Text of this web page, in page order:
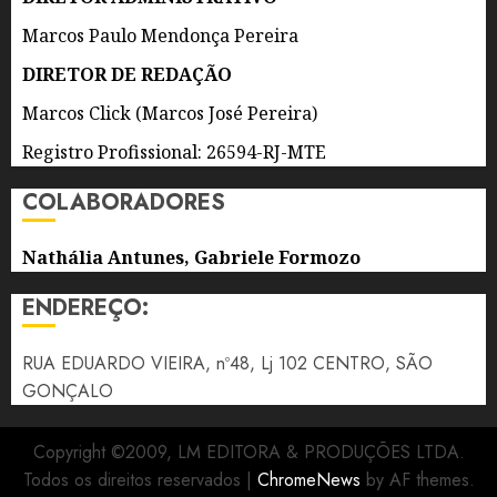
5 DE
AGOSTO
0
Marcos Paulo Mendonça Pereira
DIRETOR DE REDAÇÃO
Marcos Click (Marcos José Pereira)
Registro Profissional: 26594-RJ-MTE
COLABORADORES
Nathália Antunes, Gabriele Formozo
ENDEREÇO:
RUA EDUARDO VIEIRA, nº48, Lj 102 CENTRO, SÃO
GONÇALO
Copyright ©2009, LM EDITORA & PRODUÇÕES LTDA.
Todos os direitos reservados | ChromeNews by AF themes.